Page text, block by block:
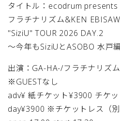
タイトル：ecodrum presents
フラチナリズム&KEN
"SiziU" TOUR 2026 DAY.2
～今年もSiziUとASOBO 水戸
出演：GA-HA-/フラチナリズ
※GUESTなし
adv¥ 紙チケット¥3900 チケ
day¥3900 ※チケットレス（別